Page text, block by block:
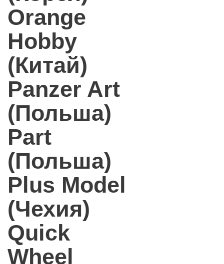
Orange
Hobby
(Китай)
Panzer Art
(Польша)
Part
(Польша)
Plus Model
(Чехия)
Quick
Wheel